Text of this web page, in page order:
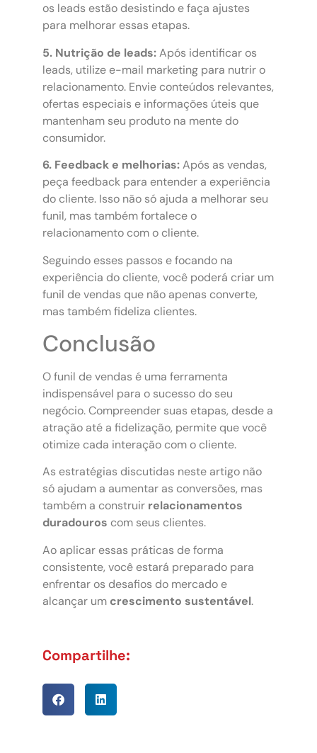
os leads estão desistindo e faça ajustes
para melhorar essas etapas.
5. Nutrição de leads:Após identificar os
leads, utilize e-mail marketing para nutrir o
relacionamento. Envie conteúdos relevantes,
ofertas especiais e informações úteis que
mantenham seu produto na mente do
consumidor.
6. Feedback e melhorias:Após as vendas,
peça feedback para entender a experiência
do cliente. Isso não só ajuda a melhorar seu
funil, mas também fortalece o
relacionamento com o cliente.
Seguindo esses passos e focando na
experiência do cliente, você poderá criar um
funil de vendas que não apenas converte,
mas também fideliza clientes.
Conclusão
O funil de vendas é uma ferramenta
indispensável para o sucesso do seu
negócio. Compreender suas etapas, desde a
atração até a fidelização, permite que você
otimize cada interação com o cliente.
As estratégias discutidas neste artigo não
só ajudam a aumentar as conversões, mas
também a construir relacionamentos
duradouros com seus clientes.
Ao aplicar essas práticas de forma
consistente, você estará preparado para
enfrentar os desafios do mercado e
alcançar um crescimento sustentável.
Compartilhe: